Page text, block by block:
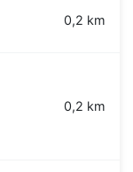
0,2 km
0,2 km